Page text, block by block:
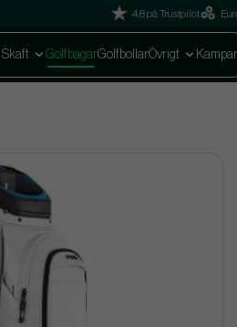
4.8 på Trustpilot
Skaft GolfbagarGolfbollarÖvrigt